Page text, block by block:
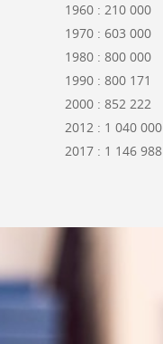
1960 : 210 000
1970 : 603 000
1980 : 800 000
1990 : 800 171
2000 : 852 222
2012 : 1 040 000
2017 : 1 146 988